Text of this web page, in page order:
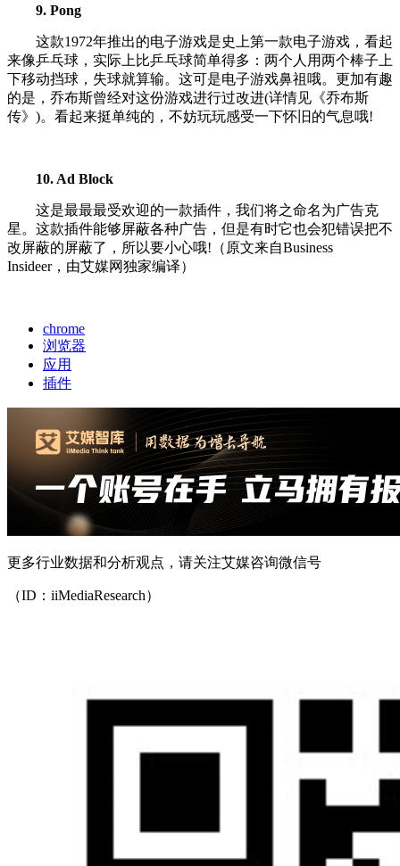
9. Pong
这款1972年推出的电子游戏是史上第一款电子游戏，看起
来像乒乓球，实际上比乒乓球简单得多：两个人用两个棒子上
下移动挡球，失球就算输。这可是电子游戏鼻祖哦。更加有趣
的是，乔布斯曾经对这份游戏进行过改进(详情见《乔布斯
传》)。看起来挺单纯的，不妨玩玩感受一下怀旧的气息哦!
10. Ad Block
这是最最最受欢迎的一款插件，我们将之命名为广告克
星。这款插件能够屏蔽各种广告，但是有时它也会犯错误把不
改屏蔽的屏蔽了，所以要小心哦!（原文来自Business
Insideer，由艾媒网独家编译）
chrome
浏览器
应用
插件
更多行业数据和分析观点，请关注艾媒咨询微信号
（ID：iiMediaResearch）